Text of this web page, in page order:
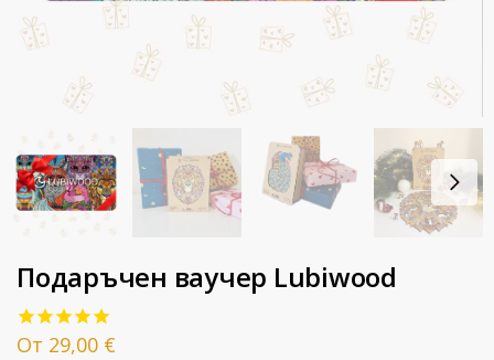
Подаръчен ваучер Lubiwood
От 29,00 €